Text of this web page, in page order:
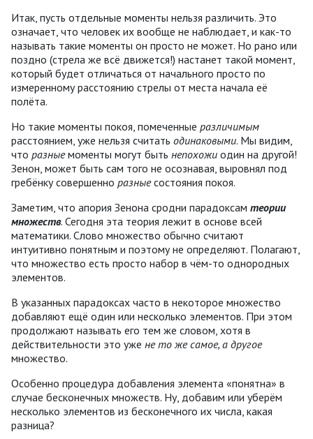
Итак, пусть отдельные моменты нельзя различить. Это
означает, что человек их вообще не наблюдает, и как-то
называть такие моменты он просто не может. Но рано или
поздно (стрела же всё движется!) настанет такой момент,
который будет отличаться от начального просто по
измеренному расстоянию стрелы от места начала её
полёта.
Но такие моменты покоя, помеченные различимым
расстоянием, уже нельзя считать одинаковыми. Мы видим,
что разныемоменты могут быть непохожи один на другой!
Зенон, может быть сам того не осознавая, выровнял под
гребёнку совершенно разныесостояния покоя.
Заметим, что апория Зенона сродни парадоксам теории
множеств. Сегодня эта теория лежит в основе всей
математики. Слово множество обычно считают
интуитивно понятным и поэтому не определяют. Полагают,
что множество есть просто набор в чём-то однородных
элементов.
В указанных парадоксах часто в некоторое множество
добавляют ещё один или несколько элементов. При этом
продолжают называть его тем же словом, хотя в
действительности это уже не то же самое, а другое
множество.
Особенно процедура добавления элемента «понятна» в
случае бесконечных множеств. Ну, добавим или уберём
несколько элементов из бесконечного их числа, какая
разница?